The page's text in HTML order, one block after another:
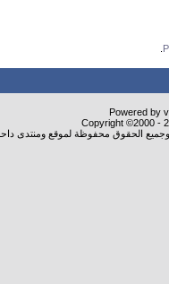
Powered by
Copyright ©2000 -
الحقوق محفوظة لموقع ومنتدى